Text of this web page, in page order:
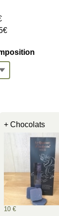
+ Chocolats
10 €